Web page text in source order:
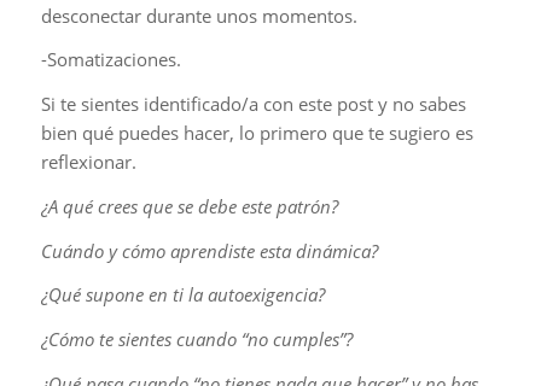
desconectar durante unos momentos.
-Somatizaciones.
Si te sientes identificado/a con este post y no sabes
bien qué puedes hacer, lo primero que te sugiero es
reflexionar.
¿A qué crees que se debe este patrón?
Cuándo y cómo aprendiste esta dinámica?
¿Qué supone en ti la autoexigencia?
¿Cómo te sientes cuando “no cumples”?